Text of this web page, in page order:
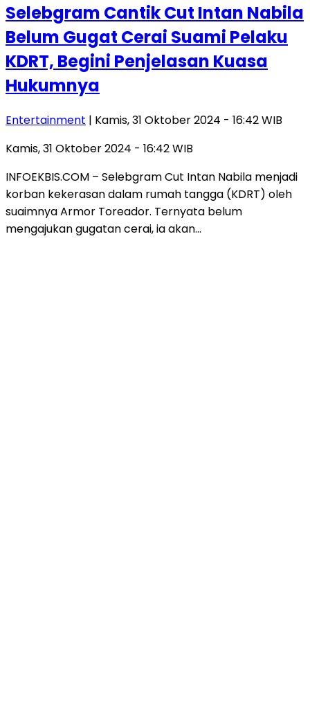
Selebgram Cantik Cut Intan Nabila
Belum Gugat Cerai Suami Pelaku
KDRT, Begini Penjelasan Kuasa
Hukumnya
Entertainment | Kamis, 31 Oktober 2024 - 16:42 WIB
Kamis, 31 Oktober 2024 - 16:42 WIB
INFOEKBIS.COM – Selebgram Cut Intan Nabila menjadi
korban kekerasan dalam rumah tangga (KDRT) oleh
suaimnya Armor Toreador. Ternyata belum
mengajukan gugatan cerai, ia akan…